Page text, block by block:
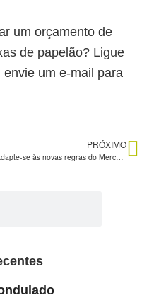
um orçamento de
de papelão? Ligue
envie um e-mail para
PRÓXIMO
Adapte-se às novas regras do Mercado Livre com dicas essenciais para o seu negócio